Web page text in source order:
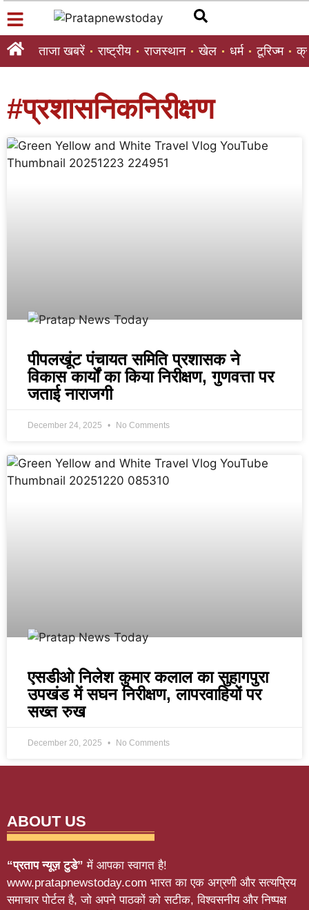
ताजा खबरें राष्ट्रीय राजस्थान खेल धर्म टूरिज्म
#प्रशासनिकनिरीक्षण
पीपलखूंट पंचायत समिति प्रशासक ने
विकास कार्यों का किया निरीक्षण, गुणवत्ता पर
जताई नाराजगी
December 24, 2025 No Comments
एसडीओ निलेश कुमार कलाल का सुहागपुरा
उपखंड में सघन निरीक्षण, लापरवाहियों पर
सख्त रुख
December 20, 2025 No Comments
ABOUT US
“प्रताप न्यूज़ टुडे” में आपका स्वागत है!
www.pratapnewstoday.com भारत का एक अग्रणी और सत्यप्रिय
समाचार पोर्टल है, जो अपने पाठकों को सटीक, विश्वसनीय और निष्पक्ष